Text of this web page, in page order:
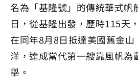
名為「基隆號」的傳統華式帆
日，從基隆出發，歷時115天，
在同年8月8日抵達美國舊金山
洋，達成當代第一艘靠風帆為
舉。